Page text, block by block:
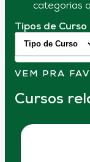
categorias
Tipos de Curso
VEM PRA
Cursos